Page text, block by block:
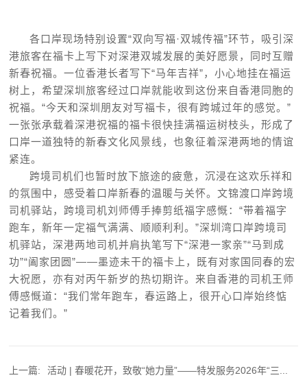
各口岸现场特别设置“双向写福·双城传福”环节，吸引深
港旅客在福卡 上写下对深港双城发展的美好愿景，同时互赠
新春祝福。一位香港长者写下“马年吉祥”，小心地挂在福运
树上，希望深圳旅客经过口岸就能收到这份来自香港同胞的
祝福。“今天和深圳朋友对写福卡，很有跨城过年的感觉。”
一张张承载着深港祝福的福卡很快挂满福运树枝头，形成了
口岸一道独特的新春文化风景线，也象征着深港两地的情谊
紧连。
跨境司机们也暂时放下旅途的疲惫，沉浸在这欢乐祥和
的氛围中，感受着口岸新春的温暖与关怀。文锦渡口岸跨境
司机驿站，跨境司机刘师傅手捧剪纸福字感慨：“带着福字
跑车，新年一定福气满满、顺顺利利。”深圳湾口岸跨境司
机驿站，深港两地司机并肩执笔写下“深港一家亲”“马到成
功”“阖家团圆”——墨迹未干的福卡上，既有对家国同春的宏
大祝愿，亦有对丙午新岁的热切期许。来自香港的司机王师
傅感慨道：“我们常年跑车，春运路上，很开心口岸始终惦
记着我们。”
上一篇: 活动 | 春暖花开，致敬“她力量”——特发服务2026年“三...